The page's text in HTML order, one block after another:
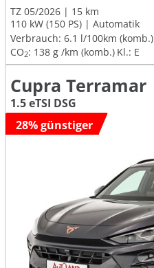
TZ 05/2026
15 km
110 kW (150 PS)
Automatik
Verbrauch: 6.1 l/100km (komb.)
CO2: 138 g /km (komb.) Kl.: E
Cupra Terramar
1.5 eTSI DSG
28% günstiger